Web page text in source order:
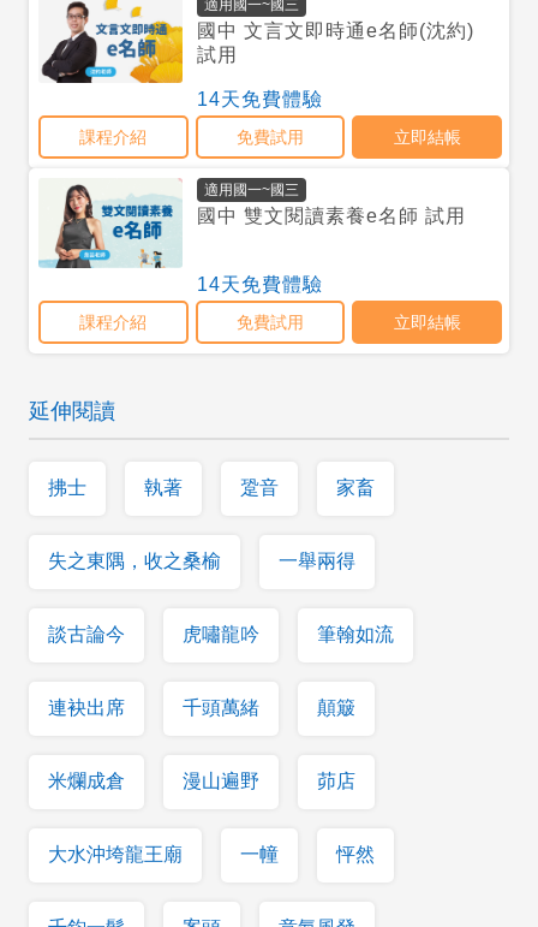
延伸閱讀
拂士 執著 跫音 家畜
失之東隅，收之桑榆 一舉兩得
談古論今 虎嘯龍吟 筆翰如流
連袂出席 千頭萬緒 顛簸
米爛成倉 漫山遍野 茆店
大水沖垮龍王廟 一幢 怦然